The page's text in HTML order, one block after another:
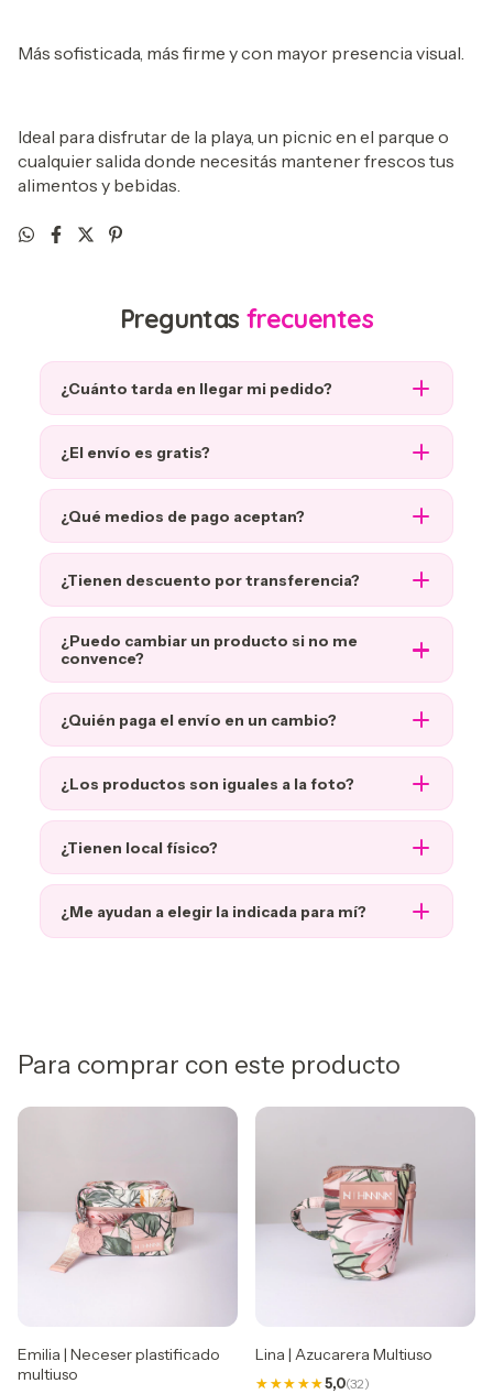
Más sofisticada, más firme y con mayor presencia visual.
Ideal para disfrutar de la playa, un picnic en el parque o
cualquier salida donde necesitás mantener frescos tus
alimentos y bebidas.
Preguntas frecuentes
¿Cuánto tarda en llegar mi pedido?
¿El envío es gratis?
¿Qué medios de pago aceptan?
¿Tienen descuento por transferencia?
¿Puedo cambiar un producto si no me
convence?
¿Quién paga el envío en un cambio?
¿Los productos son iguales a la foto?
¿Tienen local físico?
¿Me ayudan a elegir la indicada para mí?
Para comprar con este producto
Emilia | Neceser plastificado
multiuso
Lina | Azucarera Multiuso
5,0(32)